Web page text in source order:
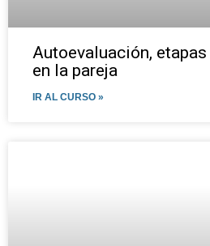
Autoevaluación,
en la pareja
IR AL CURSO »